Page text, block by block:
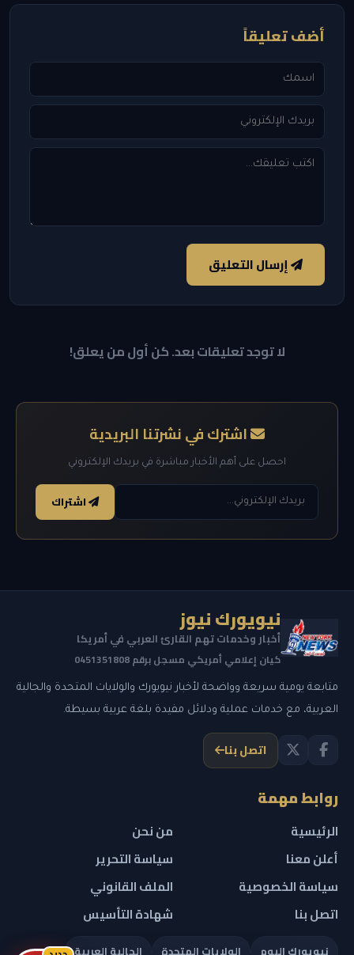
أضف تعليقاً
إرسال التعليق
لا توجد تعليقات بعد. كن أول من يعلق!
اشترك في نشرتنا البريدية
احصل على أهم الأخبار مباشرة في بريدك الإلكتروني
اشتراك
نيويورك نيوز
أخبار وخدمات تهم القارئ العربي في أمريكا
كيان إعلامي أمريكي مسجل برقم 0451351808
متابعة يومية سريعة وواضحة لأخبار نيويورك والولايات المتحدة والجالية
العربية، مع خدمات عملية ودلائل مفيدة بلغة عربية بسيطة.
اتصل بنا
روابط مهمة
الرئيسية
من نحن
أعلن معنا
سياسة التحرير
سياسة الخصوصية
الملف القانوني
اتصل بنا
شهادة التأسيس
نيويورك اليوم الولايات المتحدة الجالية العربية